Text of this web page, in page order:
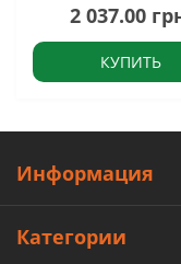
2 037.00
КУПИТЬ
Информация
Категории